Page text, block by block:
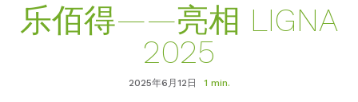
乐佰得——亮相 LIGNA
2025
2025年6月12日 1 min.